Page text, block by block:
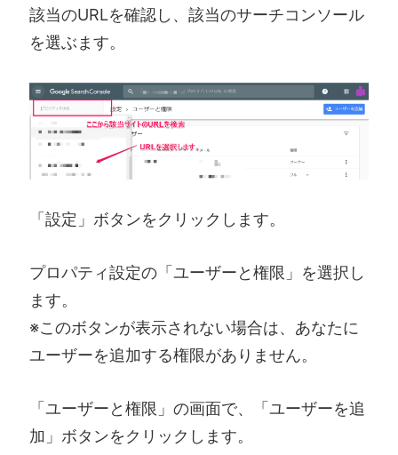
該当のURLを確認し、該当のサーチコンソール
を選ぶます。
「設定」ボタンをクリックします。
プロパティ設定の「ユーザーと権限」を選択し
ます。
※このボタンが表示されない場合は、あなたに
ユーザーを追加する権限がありません。
「ユーザーと権限」の画面で、「ユーザーを追
加」ボタンをクリックします。